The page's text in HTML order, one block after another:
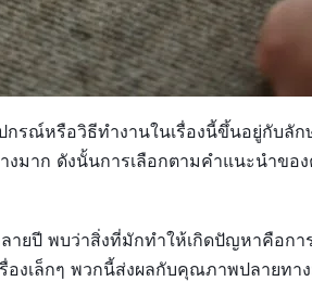
กรณ์หรือวิธีทำงานในเรื่องนี้ขึ้นอยู่กับลั
มาก ดังนั้นการเลือกตามคำแนะนำของ
ยปี พบว่าสิ่งที่มักทำให้เกิดปัญหาคือก
องเล็กๆ พวกนี้ส่งผลกับคุณภาพปลายทา